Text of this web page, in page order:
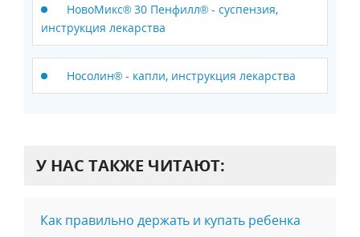
НовоМикс® 30 Пенфилл® - суспензия,
инструкция лекарства
Носолин® - капли, инструкция лекарства
У НАС ТАКЖЕ ЧИТАЮТ:
Как правильно держать и купать ребенка